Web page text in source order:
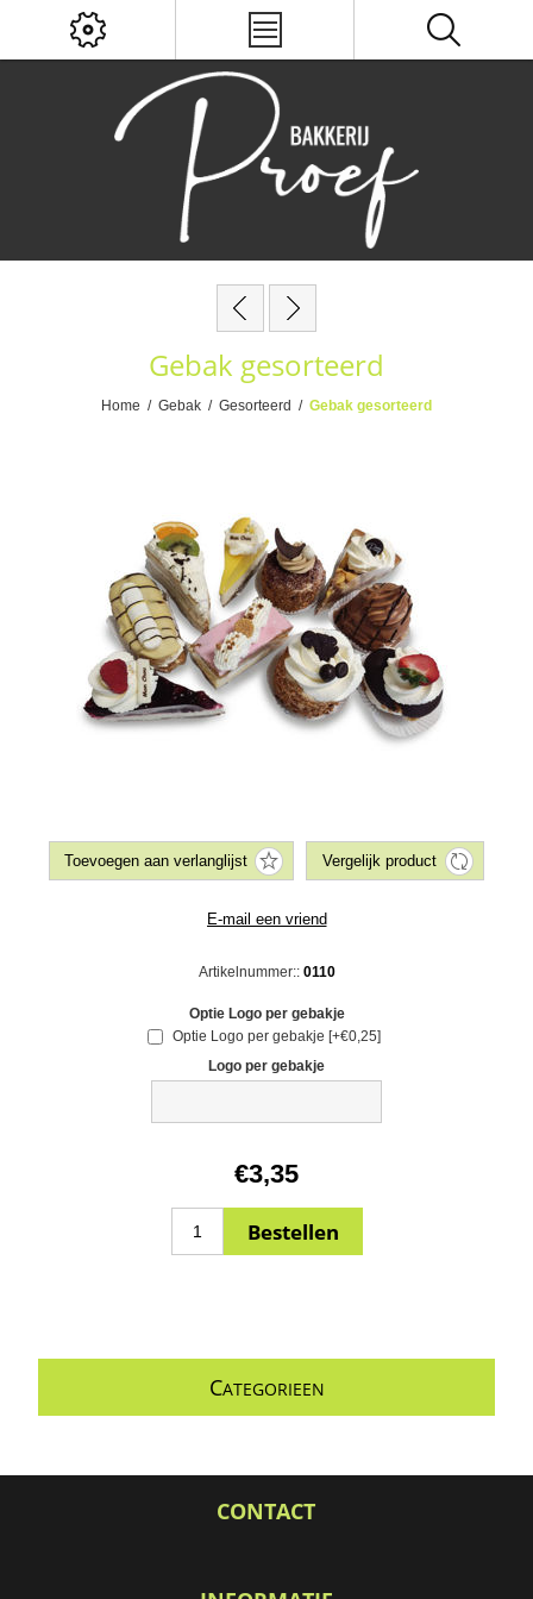
Gebak gesorteerd
Home / Gebak / Gesorteerd / Gebak gesorteerd
Artikelnummer:: 0110
Optie Logo per gebakje
Optie Logo per gebakje [+€0,25]
Logo per gebakje
€3,35
CATEGORIEEN
CONTACT